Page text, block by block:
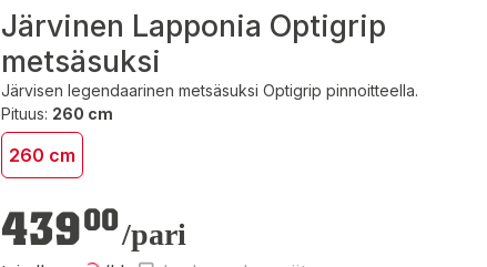
Järvinen Lapponia Optigrip
metsäsuksi
Järvisen legendaarinen metsäsuksi Optigrip pinnoitteella.
Pituus: 260 cm
260 cm
43900/pari